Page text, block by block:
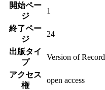
開始ペー
ジ
1
終了ペー
ジ
24
出版タイ
プ
Version of Record
アクセス
権
open access